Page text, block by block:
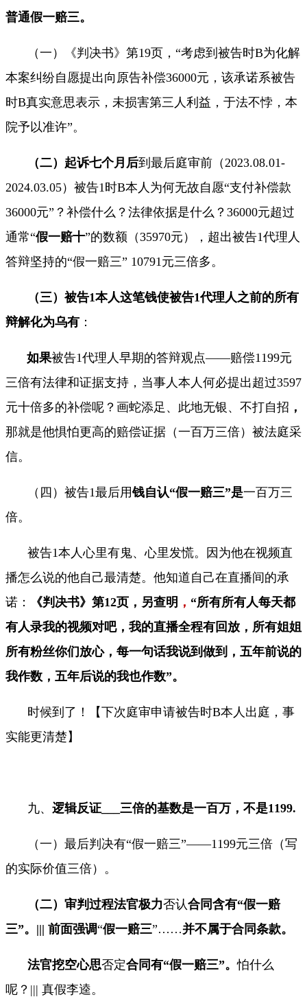
普通假一赔三。
（一）《判决书》第19页， “考虑到被告时B为化解
本案纠纷自愿提出向原告补偿36000元，该承诺系被告
时B真实意思表示，未损害第三人利益，于法不悖，本
院予以准许”。
（二）起诉七个月后到最后庭审前（ 2023.08.01-
2024.03.05）被告1 时B本人为何无故自愿“支付补偿款
36000元” ？补偿什么？法律依据是什么？ 36000元超过
通常“假一赔十”的数额（35970元），超出被告1代理人
答辩坚持的“假一赔三” 10791 元三倍多。
（三）被告1本人这笔钱使被告1代理人之前的所有
辩解化为乌有 ：
如果被告1代理人早期的答辩观点——赔偿1199元
三倍有法律和证据支持，当事人本人何必提出超过3597
元十倍多的补偿呢？画蛇添足、此地无银、不打自招 ，
那就是他惧怕更高的赔偿证据（一百万三倍）被法庭采
信。
（四）被告1最后用钱自认“假一赔三”是一百万三
倍。
被告1本人心里有鬼、心里发慌。因为他在视频直
播怎么说的他自己最清楚。 他知道自己在直播间的承
诺：
《判决书》第12页，另查明 ， “所有所有人每天都
有人录我的视频对吧，我的直播全程有回放，所有姐姐
所有粉丝你们放心，每一句话我说到做到，五年前说的
我作数，五年后说的我也作数”。
时候到了！ 【下次庭审申请被告时B本人出庭，事
实能更清楚】
九、 逻辑反证 三倍的基数是一百万，不是1199.
（一）最后判决有“假一赔三”——1199元三倍（写
的实际价值三倍）。
（二）审判过程法官极力否认合同含有“假一赔
三”。 ||| 前面强调“假一赔三”……并不属于合同条款。
法官挖空心思否定合同有“假一赔三”。怕什么
呢？ ||| 真假李逵。